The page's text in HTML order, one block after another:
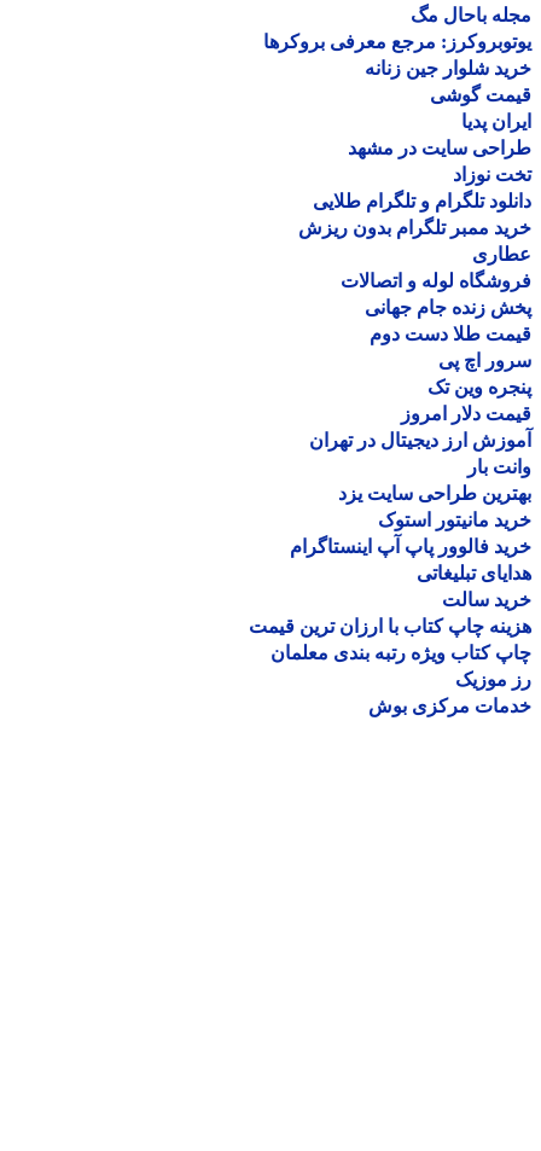
باحال مگ
مرجع معرفی بروکرها
شلوار جین زنانه
گوشی
پدیا
سایت در مشهد
نوزاد
تلگرام و تلگرام طلایی
ممبر تلگرام بدون ریزش
لوله و اتصالات
زنده جام جهانی
طلا دست دوم
اچ پی
وین تک
دلار امروز
ارز دیجیتال در تهران
بار
طراحی سایت یزد
مانیتور استوک
فالوور پاپ آپ اینستاگرام
تبلیغاتی
سالت
چاپ کتاب با ارزان ترین قیمت
کتاب ویژه رتبه بندی معلمان
موزیک
مرکزی بوش